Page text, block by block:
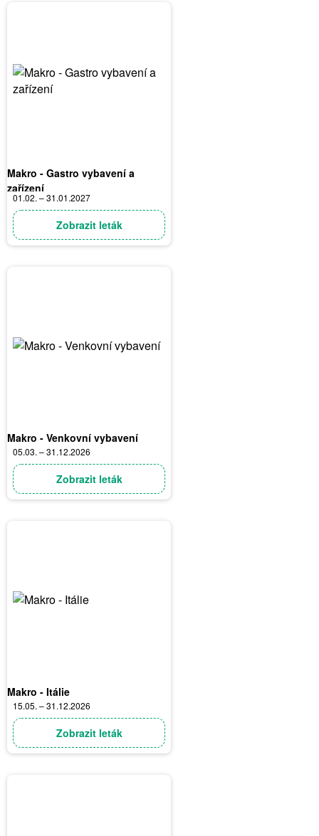
Makro - Gastro vybavení a
zařízení
01.02. – 31.01.2027
Zobrazit leták
Makro - Venkovní vybavení
05.03. – 31.12.2026
Zobrazit leták
Makro - Itálie
15.05. – 31.12.2026
Zobrazit leták